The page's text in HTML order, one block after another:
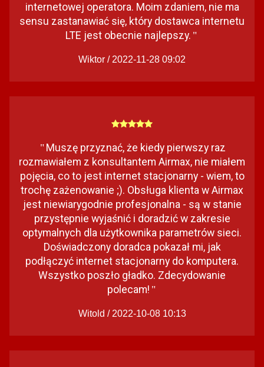
internetowej operatora. Moim zdaniem, nie ma
sensu zastanawiać się, który dostawca internetu
LTE jest obecnie najlepszy. "
Wiktor / 2022-11-28 09:02
" Muszę przyznać, że kiedy pierwszy raz
rozmawiałem z konsultantem Airmax, nie miałem
pojęcia, co to jest internet stacjonarny - wiem, to
trochę zażenowanie ;). Obsługa klienta w Airmax
jest niewiarygodnie profesjonalna - są w stanie
przystępnie wyjaśnić i doradzić w zakresie
optymalnych dla użytkownika parametrów sieci.
Doświadczony doradca pokazał mi, jak
podłączyć internet stacjonarny do komputera.
Wszystko poszło gładko. Zdecydowanie
polecam! "
Witold / 2022-10-08 10:13